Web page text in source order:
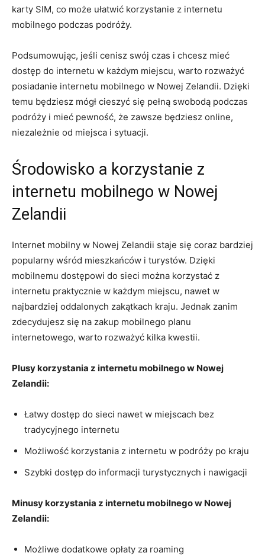
karty​ SIM,⁢ co może⁢ ułatwić korzystanie z internetu
mobilnego podczas podróży.
Podsumowując, jeśli cenisz swój czas i chcesz mieć
dostęp do internetu w każdym miejscu, warto rozważyć
posiadanie internetu mobilnego w Nowej Zelandii. Dzięki
temu⁤ będziesz mógł⁢ cieszyć się⁢ pełną swobodą podczas
podróży i mieć pewność, że zawsze będziesz online,‍
niezależnie od miejsca i sytuacji.
Środowisko a korzystanie z
internetu mobilnego⁢ w Nowej
Zelandii
Internet mobilny w ⁤Nowej Zelandii staje ⁣się ‌coraz bardziej
popularny wśród ‌mieszkańców i turystów. ‌Dzięki
mobilnemu dostępowi⁣ do ‌sieci można korzystać z
internetu praktycznie w ⁤każdym miejscu, nawet w
najbardziej oddalonych zakątkach kraju. Jednak zanim
zdecydujesz się na zakup mobilnego ⁣planu
internetowego, warto rozważyć kilka kwestii.
Plusy korzystania z internetu mobilnego w Nowej
Zelandii:
Łatwy dostęp‌ do sieci nawet​ w miejscach bez
tradycyjnego internetu
Możliwość korzystania z internetu w podróży po kraju
Szybki dostęp‌ do informacji ⁢turystycznych i nawigacji
Minusy korzystania z internetu mobilnego w​ Nowej​
Zelandii:
Możliwe dodatkowe opłaty za​ roaming